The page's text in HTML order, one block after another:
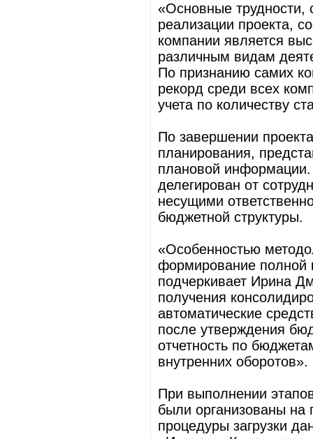
«Основные трудности,
реализации проекта,
компании является
различным видам
По признанию самих
рекорд среди всех
учета по количеству
По завершении
планирования,
плановой
делегирован от
несущими
бюджетной структуры.
«Особенностью
формирование полной
подчеркивает Ирина
получения
автоматические
после утверждения
отчетность по
внутренних оборотов».
При выполнении
были организованы
процедуры загрузки